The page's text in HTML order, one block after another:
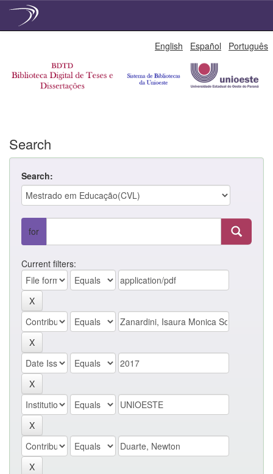
English Español Português
Search
Search:
for
Current filters: